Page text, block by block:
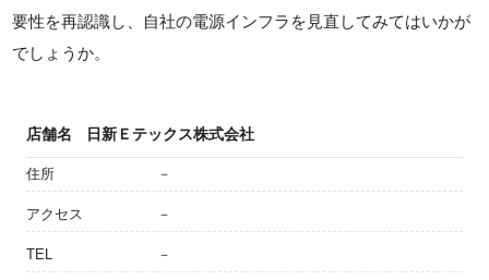
要性を再認識し、自社の電源インフラを見直してみてはいかが
でしょうか。
店舗名 日新Ｅテックス株式会社
住所 －
アクセス －
TEL －